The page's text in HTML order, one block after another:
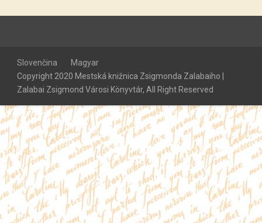
Slovenčina
Magyar
Copyright 2020 Mestská knižnica Zsigmonda Zalabaiho |
Zalabai Zsigmond Városi Könyvtár, All Right Reserved